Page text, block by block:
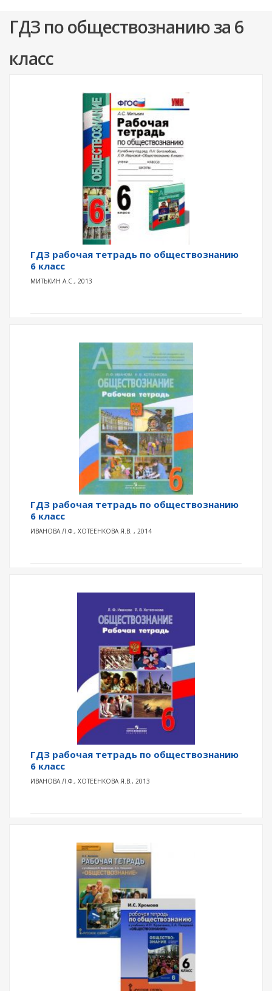
ГДЗ по обществознанию за 6
класс
ГДЗ рабочая тетрадь по обществознанию
6 класс
МИТЬКИН А.С., 2013
ГДЗ рабочая тетрадь по обществознанию
6 класс
ИВАНОВА Л.Ф., ХОТЕЕНКОВА Я.В. , 2014
ГДЗ рабочая тетрадь по обществознанию
6 класс
ИВАНОВА Л.Ф., ХОТЕЕНКОВА Я.В., 2013